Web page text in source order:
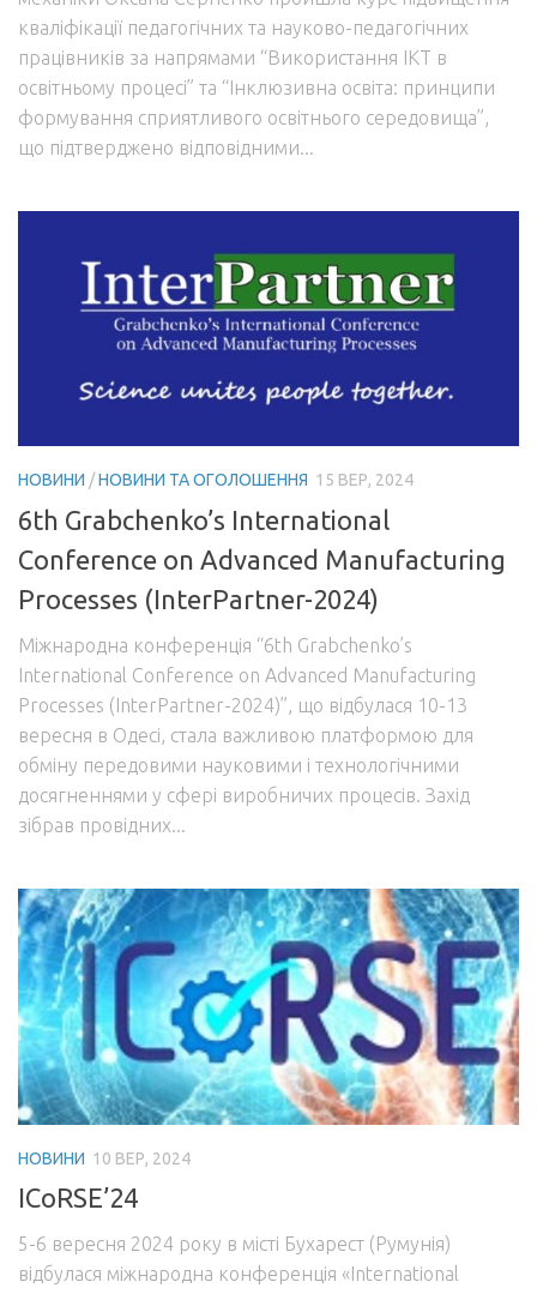
кваліфікації педагогічних та науково-педагогічних
працівників за напрямами “Використання ІКТ в
освітньому процесі” та “Інклюзивна освіта: принципи
формування сприятливого освітнього середовища”,
що підтверджено відповідними...
НОВИНИ /НОВИНИ ТА ОГОЛОШЕННЯ 15 ВЕР, 2024
6th Grabchenko’s International
Conference on Advanced Manufacturing
Processes (InterPartner-2024)
Міжнародна конференція “6th Grabchenko’s
International Conference on Advanced Manufacturing
Processes (InterPartner-2024)”, що відбулася 10-13
вересня в Одесі, стала важливою платформою для
обміну передовими науковими і технологічними
досягненнями у сфері виробничих процесів. Захід
зібрав провідних...
НОВИНИ 10 ВЕР, 2024
ICoRSE’24
5-6 вересня 2024 року в місті Бухарест (Румунія)
відбулася міжнародна конференція «International